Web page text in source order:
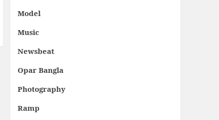
Model
Music
Newsbeat
Opar Bangla
Photography
Ramp